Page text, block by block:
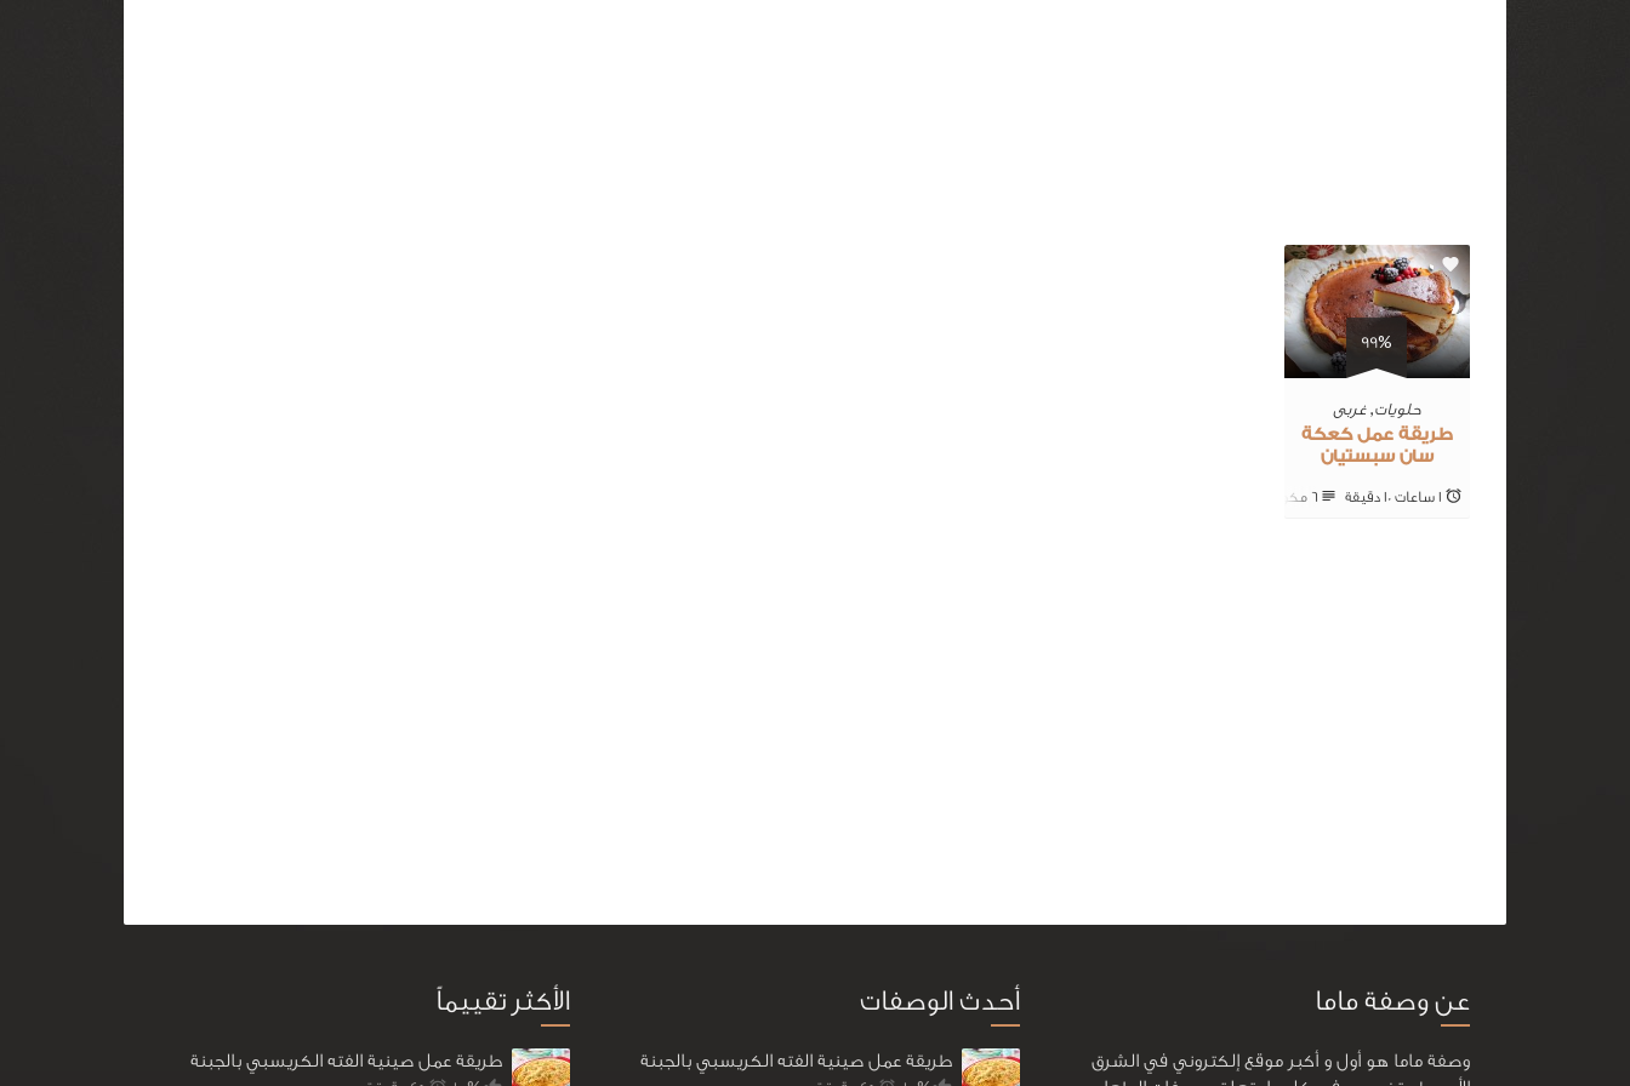
99%
0
حلويات,غربى
طريقة عمل كعكة
سان سبستيان
1 ساعات 10 ‎دقيقة 6 ‎مكونات
الأكثر تقييماً
طريقة عمل صينية الفته الكريسبي بالجبنة
أحدث الوصفات
طريقة عمل صينية الفته الكريسبي بالجبنة
عن وصفة ماما
وصفة ماما هو أول و أكبر موقع إلكتروني في الشرق